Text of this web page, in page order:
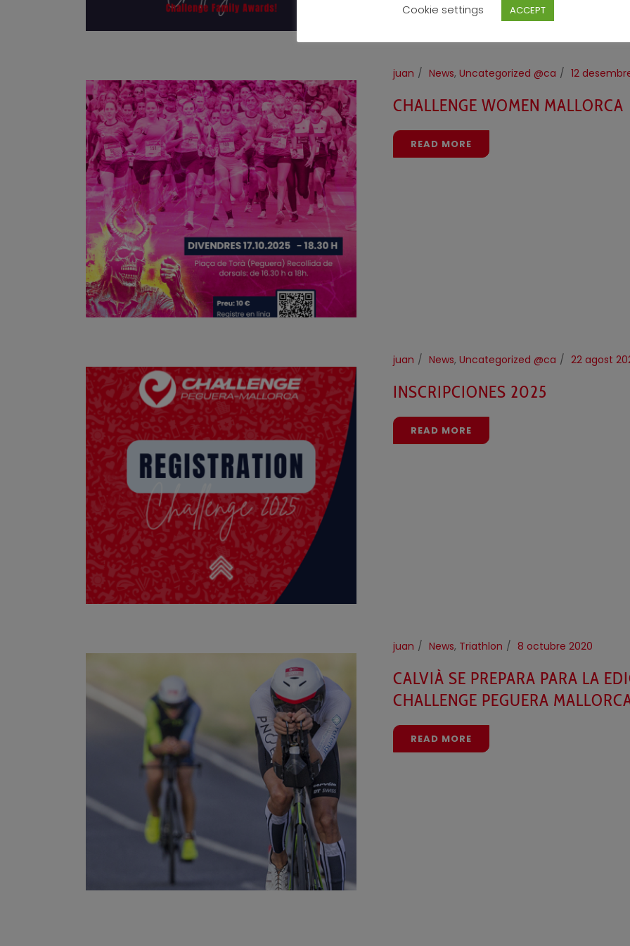
juan News, Uncategorized @ca 12
CHALLENGE WOMEN MALLORCA
READ MORE
juan News, Uncategorized @ca 22 agost
INSCRIPCIONES 2025
READ MORE
juan News, Triathlon 8 octubre 2020
CALVIÀ SE PREPARA PARA LA
CHALLENGE PEGUERA
READ MORE
Cookie settings ACCEPT